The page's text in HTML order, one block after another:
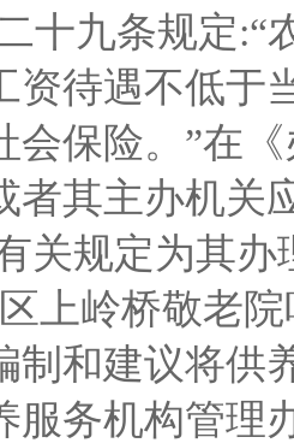
十九条规定:“
资待遇不低于
会保险。”在
者其主办机关
关规定为其
上岭桥敬老
制和建议将供
服务机构管理